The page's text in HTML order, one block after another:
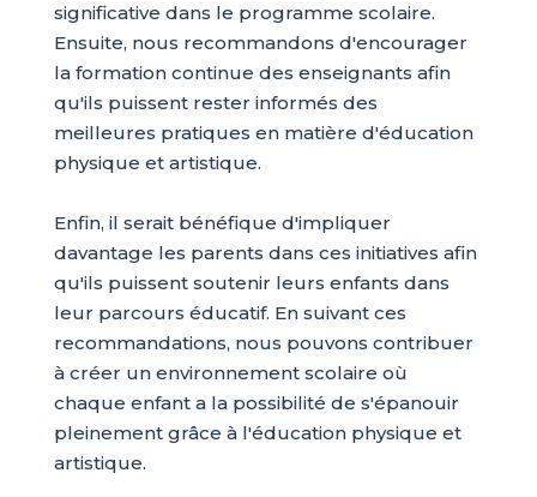
significative dans le programme scolaire.
Ensuite, nous recommandons d'encourager
la formation continue des enseignants afin
qu'ils puissent rester informés des
meilleures pratiques en matière d'éducation
physique et artistique.
Enfin, il serait bénéfique d'impliquer
davantage les parents dans ces initiatives afin
qu'ils puissent soutenir leurs enfants dans
leur parcours éducatif. En suivant ces
recommandations, nous pouvons contribuer
à créer un environnement scolaire où
chaque enfant a la possibilité de s'épanouir
pleinement grâce à l'éducation physique et
artistique.